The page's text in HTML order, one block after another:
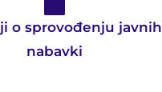
o sprovođenju javnih
nabavki​